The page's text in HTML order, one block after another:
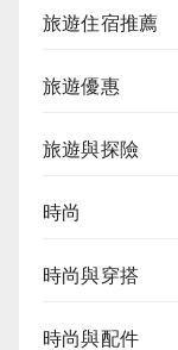
旅遊住宿推薦
旅遊優惠
旅遊與探險
時尚
時尚與穿搭
時尚與配件